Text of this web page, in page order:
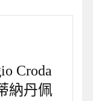
Croda
納丹佩